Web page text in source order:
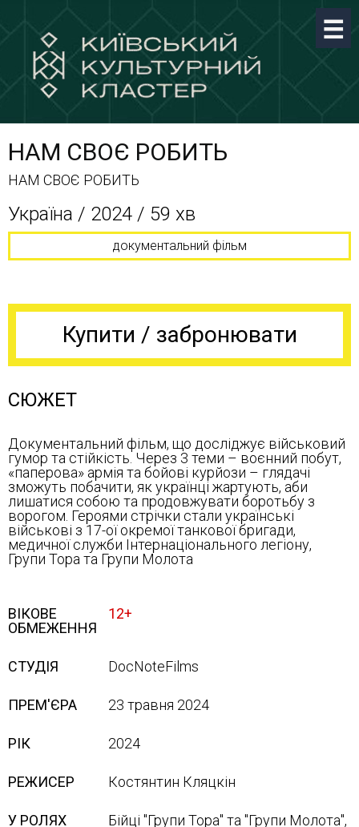
НАМ СВОЄ РОБИТЬ
НАМ СВОЄ РОБИТЬ
Україна / 2024 / 59 хв
документальний фільм
Купити / забронювати
СЮЖЕТ
Документальний фільм, що досліджує військовий
гумор та стійкість. Через 3 теми – воєнний побут,
«паперова» армія та бойові курйози – глядачі
зможуть побачити, як українці жартують, аби
лишатися собою та продовжувати боротьбу з
ворогом. Героями стрічки стали українські
військові з 17-ої окремої танкової бригади,
медичної служби Інтернаціонального легіону,
Групи Тора та Групи Молота
ВІКОВЕ
ОБМЕЖЕННЯ
12+
СТУДІЯ DocNoteFilms
ПРЕМ'ЄРА 23 травня 2024
РІК 2024
РЕЖИСЕР Костянтин Кляцкін
У РОЛЯХ
Бійці "Групи Тора" та "Групи Молота",